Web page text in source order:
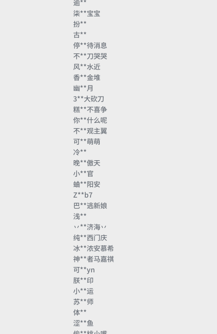
逾**
柒**宝宝
扮**
古**
停**待消息
不**刀哭哭
风**水近
香**金堆
幽**月
3**大砍刀
糕**不喜争
你**什么呢
不**观主翼
可**萌萌
冷**
晚**傲天
小**官
蛐**阳安
Z**b7
巴**逃新娘
浅**
丷**济海丷
纯**西门庆
冰**浓安慕希
神**者马嘉祺
可**yn
朕**印
小**运
苏**师
体**
涩**鱼